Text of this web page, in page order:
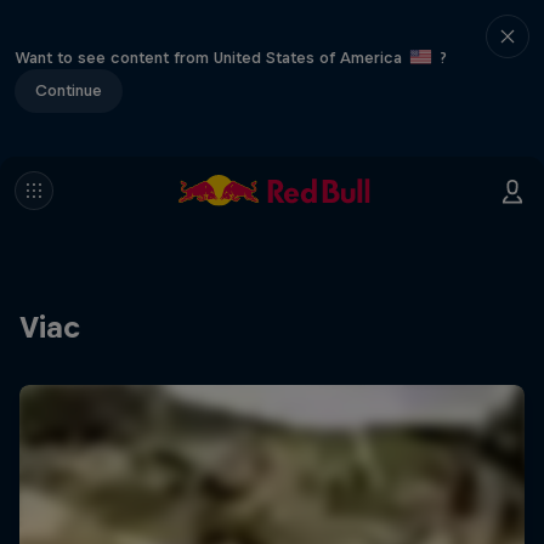
Want to see content from United States of America
?
Continue
Viac